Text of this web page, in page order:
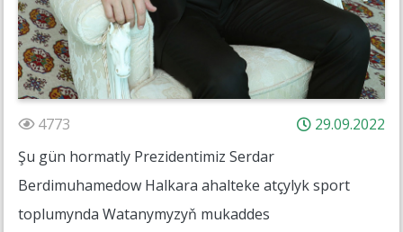
4773
29.09.2022
Şu gün hormatly Prezidentimiz Serdar
Berdimuhamedow Halkara ahalteke atçylyk sport
toplumynda Watanymyzyň mukaddes